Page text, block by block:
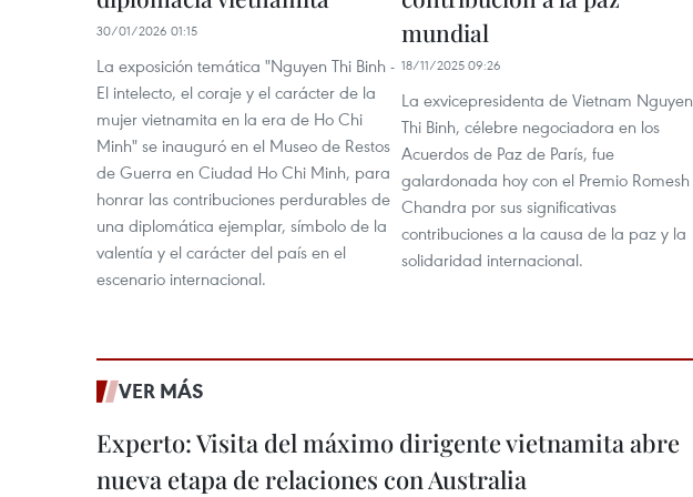
30/01/2026 01:15
La exposición temática "Nguyen Thi Binh -
El intelecto, el coraje y el carácter de la
mujer vietnamita en la era de Ho Chi
Minh" se inauguró en el Museo de Restos
de Guerra en Ciudad Ho Chi Minh, para
honrar las contribuciones perdurables de
una diplomática ejemplar, símbolo de la
valentía y el carácter del país en el
escenario internacional.
mundial
18/11/2025 09:26
La exvicepresidenta de Vietnam Nguyen
Thi Binh, célebre negociadora en los
Acuerdos de Paz de París, fue
galardonada hoy con el Premio Romesh
Chandra por sus significativas
contribuciones a la causa de la paz y la
solidaridad internacional.
VER MÁS
Experto: Visita del máximo dirigente vietnamita abre
nueva etapa de relaciones con Australia